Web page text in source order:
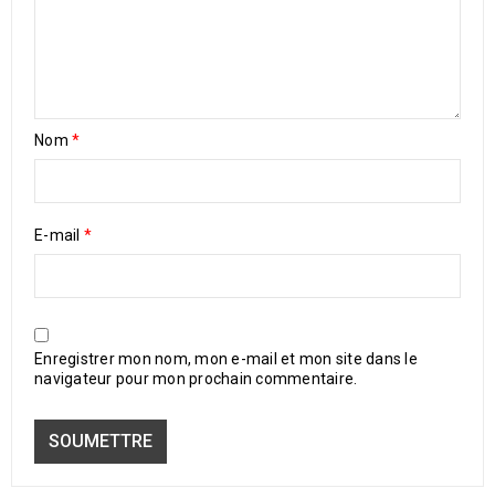
Nom *
E-mail *
Enregistrer mon nom, mon e-mail et mon site dans le
navigateur pour mon prochain commentaire.